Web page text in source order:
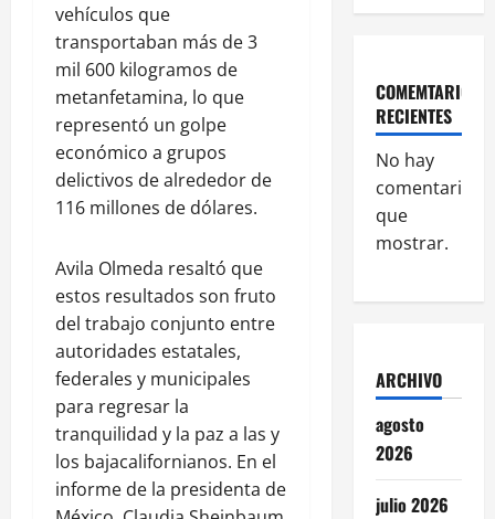
vehículos que
transportaban más de 3
mil 600 kilogramos de
metanfetamina, lo que
representó un golpe
económico a grupos
delictivos de alrededor de
116 millones de dólares.
Avila Olmeda resaltó que
estos resultados son fruto
del trabajo conjunto entre
autoridades estatales,
federales y municipales
para regresar la
tranquilidad y la paz a las y
los bajacalifornianos. En el
informe de la presidenta de
COMEMTARIOS
RECIENTES
No hay
comentarios
que
mostrar.
ARCHIVO
agosto
2026
julio 2026